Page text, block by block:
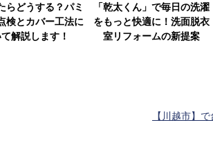
らどうする？パミ
検とカバー工法に
解説します！
「乾太くん」で毎日の洗濯
をもっと快適に！洗面脱衣
室リフォームの新提案
【川越市】